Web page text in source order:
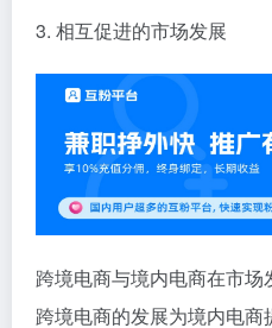
3. 相互促进的市场发展
跨境电商与境内电商在市场
跨境电商的发展为境内电